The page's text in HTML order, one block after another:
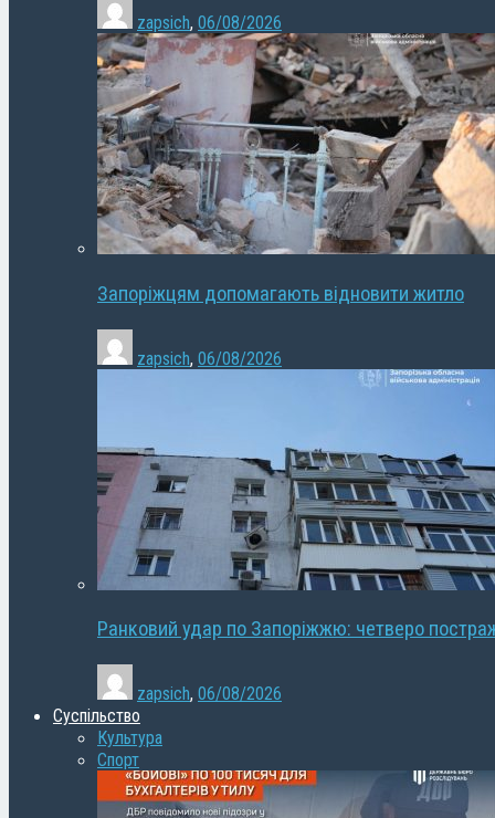
zapsich, 06/08/2026
Запоріжцям допомагають відновити житло
zapsich, 06/08/2026
Ранковий удар по Запоріжжю: четверо
zapsich, 06/08/2026
Суспільство
Культура
Спорт